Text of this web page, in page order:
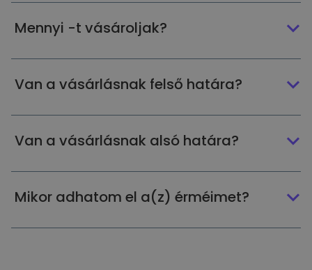
Mennyi -t vásároljak?
Van a vásárlásnak felső határa?
Van a vásárlásnak alsó határa?
Mikor adhatom el a(z) érméimet?